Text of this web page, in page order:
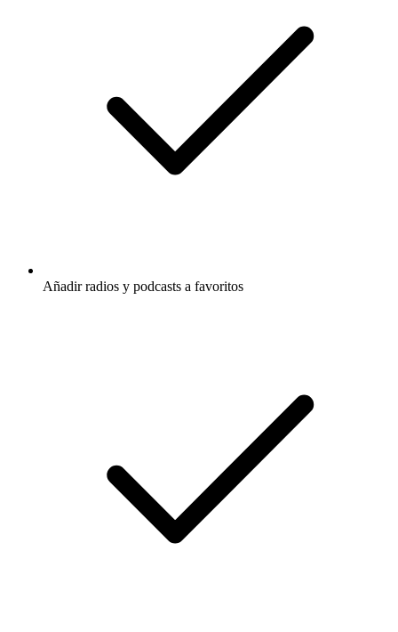
Añadir radios y podcasts a favoritos